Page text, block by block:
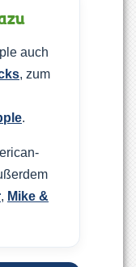
auch
, zum
.
, Mike &